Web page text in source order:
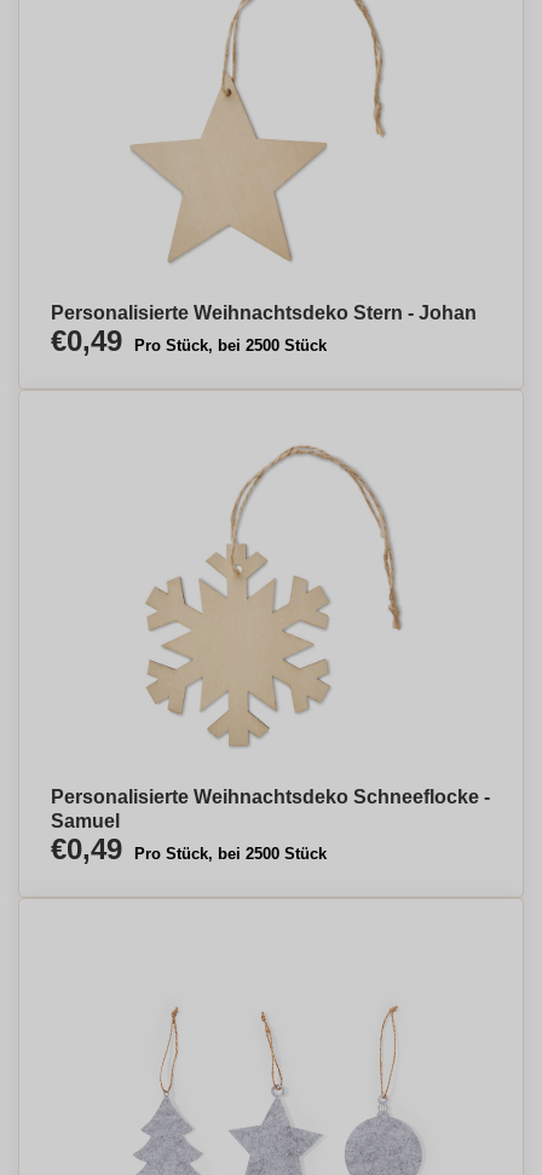
Personalisierte Weihnachtsdeko Stern - Johan
€0,49 Pro Stück, bei 2500 Stück
Personalisierte Weihnachtsdeko Schneeflocke -
Samuel
€0,49 Pro Stück, bei 2500 Stück